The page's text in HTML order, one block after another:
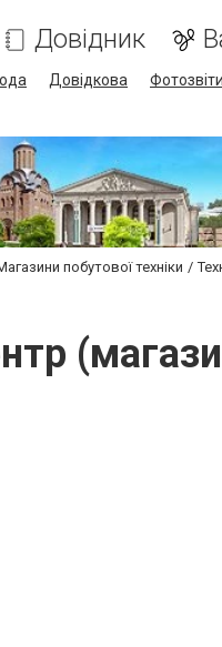
Довідник
Довідкова Фотозвіти
побутової техніки